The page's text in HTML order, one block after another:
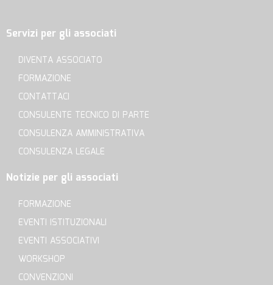
Servizi per gli associati
DIVENTA ASSOCIATO
FORMAZIONE
CONTATTACI
CONSULENTE TECNICO DI PARTE
CONSULENZA AMMINISTRATIVA
CONSULENZA LEGALE
Notizie per gli associati
FORMAZIONE
EVENTI ISTITUZIONALI
EVENTI ASSOCIATIVI
WORKSHOP
CONVENZIONI